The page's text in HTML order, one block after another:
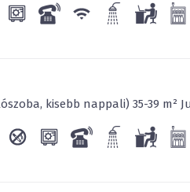
C°)
kisebb nappali) 35-39